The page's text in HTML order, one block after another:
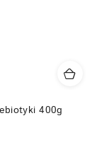
400g